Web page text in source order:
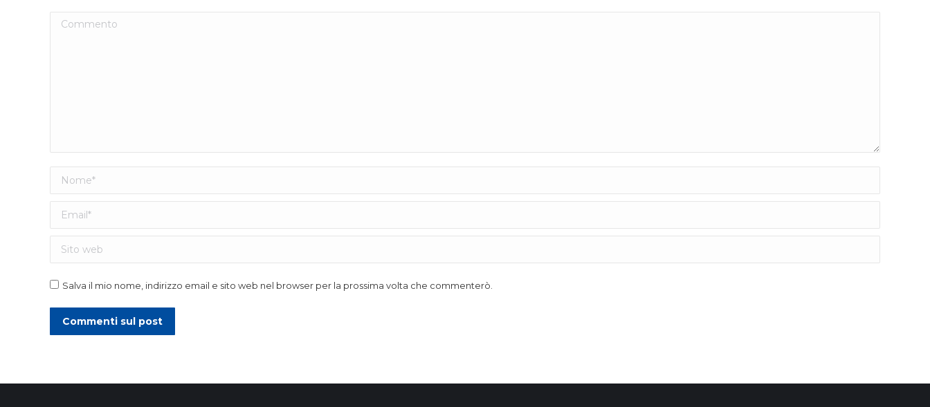
Commento
Nome *
Email *
Sito web
Salva il mio nome, indirizzo email e sito web nel browser per la prossima volta che commenterò.
Commenti sul post